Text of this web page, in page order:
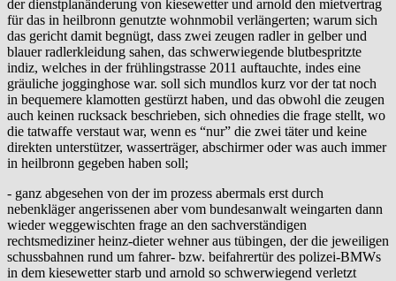
der dienstplanänderung von kiesewetter und arnold den mietvertrag
für das in heilbronn genutzte wohnmobil verlängerten; warum sich
das gericht damit begnügt, dass zwei zeugen radler in gelber und
blauer radlerkleidung sahen, das schwerwiegende blutbespritzte
indiz, welches in der frühlingstrasse 2011 auftauchte, indes eine
gräuliche jogginghose war. soll sich mundlos kurz vor der tat noch
in bequemere klamotten gestürzt haben, und das obwohl die zeugen
auch keinen rucksack beschrieben, sich ohnedies die frage stellt, wo
die tatwaffe verstaut war, wenn es “nur” die zwei täter und keine
direkten unterstützer, wasserträger, abschirmer oder was auch immer
in heilbronn gegeben haben soll;
- ganz abgesehen von der im prozess abermals erst durch
nebenkläger angerissenen aber vom bundesanwalt weingarten dann
wieder weggewischten frage an den sachverständigen
rechtsmediziner heinz-dieter wehner aus tübingen, der die jeweiligen
schussbahnen rund um fahrer- bzw. beifahrertür des polizei-BMWs
in dem kiesewetter starb und arnold so schwerwiegend verletzt